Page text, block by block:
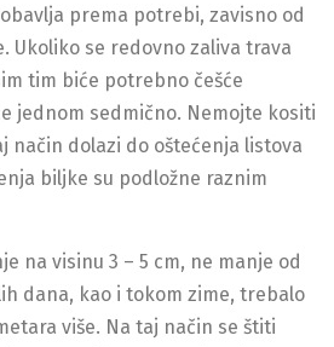
prema potrebi, zavisno od
Ukoliko se redovno zaliva trava
tim biće potrebno češće
jednom sedmično. Nemojte kositi
način dolazi do oštećenja listova
biljke su podložne raznim
na visinu 3 – 5 cm, ne manje od
dana, kao i tokom zime, trebalo
više. Na taj način se štiti